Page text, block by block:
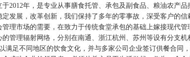
年，是专业从事膳食托管、承包及副食品、粮油农产品
发展，改革创新，我们保持了多年的零事故，深受客户的信
市场的需要，在致力于传统食堂承包的基础上嫁接现代管
管理辐射网络，分别在南通、浙江杭州、苏州等设有分支机
满足不同地区的饮食文化，并与多家公司企业签订供餐合同